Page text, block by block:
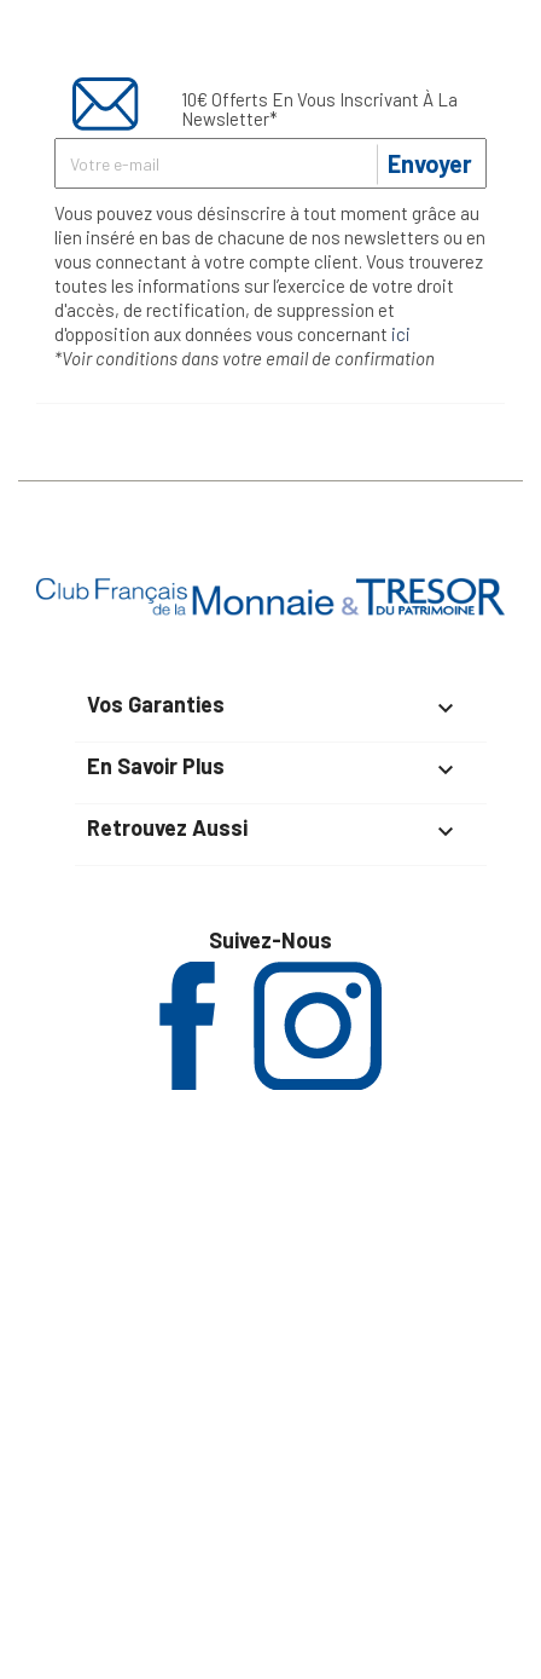
10€ Offerts En Vous Inscrivant À La
Newsletter*
Envoyer
Vous pouvez vous désinscrire à tout moment grâce au
lien inséré en bas de chacune de nos newsletters ou en
vous connectant à votre compte client. Vous trouverez
toutes les informations sur l’exercice de votre droit
d'accès, de rectification, de suppression et
d'opposition aux données vous concernant ici
*Voir conditions dans votre email de confirmation
Vos Garanties 
En Savoir Plus 
Retrouvez Aussi 
Suivez-Nous